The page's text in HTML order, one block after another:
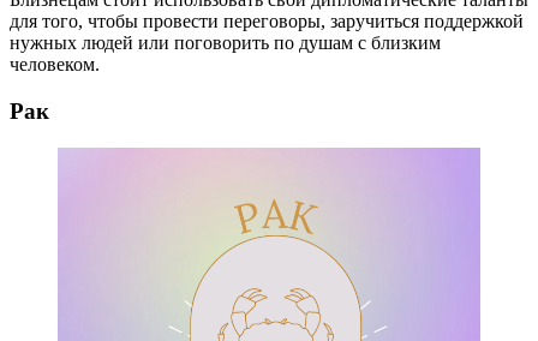
для того, чтобы провести переговоры, заручиться поддержкой
нужных людей или поговорить по душам с близким
человеком.
Рак